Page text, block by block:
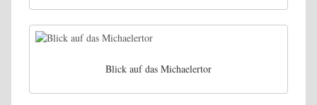
Blick auf das Michaelertor